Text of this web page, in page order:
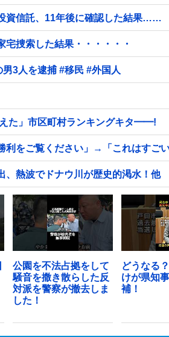
資信託、11年後に確認した結果……
捜索した結果・・・・・・
【ヤバい】100件以上の窃盗をしたトルコ国籍の男3人を逮捕 #移民 #外国人
た」市区町村ランキングキタ━━!
利をご覧ください」→「これはすご
、熱波でドナウ川が歴史的渇水！他
公園を不法占拠をして
騒音を撒き散らした反
対派を警察が撤去しま
した！
どうなる
けが県知
補！